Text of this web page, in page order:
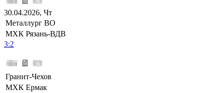
30.04.2026, Чт
Металлург ВО
МХК Рязань-ВДВ
3:2
Гранит-Чехов
МХК Ермак